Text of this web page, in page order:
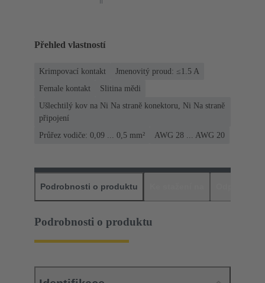
Přehled vlastností
Krimpovací kontakt
Jmenovitý proud: ≤1.5 A
Female kontakt
Slitina mědi
Ušlechtilý kov na Ni Na straně konektoru, Ni Na straně
připojení
Průřez vodiče: 0,09 ... 0,5 mm²
AWG 28 ... AWG 20
Podrobnosti o produktu
Podrobnosti o produktu